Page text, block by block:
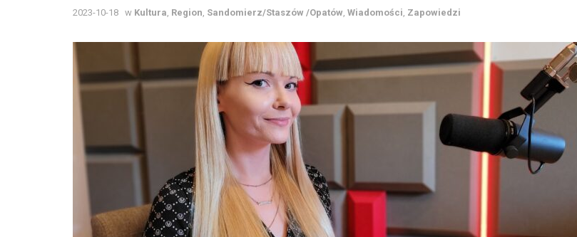
2023-10-18 w Kultura Region Sandomierz/Staszów /Opatów Wiadomości Zapowiedzi